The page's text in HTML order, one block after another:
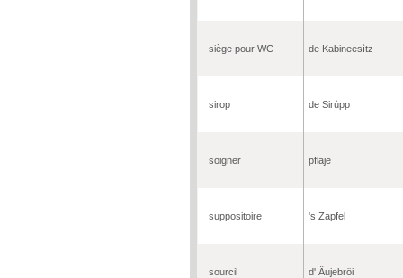
siège pour WC de Kabineesìtz
sirop de Sirùpp
soigner pflaje
suppositoire 's Zapfel
sourcil d' Äujebröi